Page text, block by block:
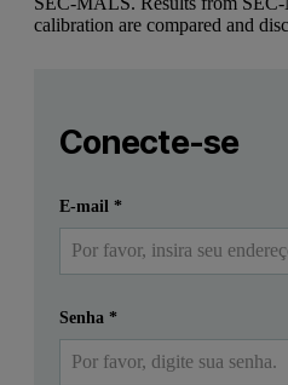
calibration are compared and
The principle of GPC involves
The Malvern SEC-MALS 20
Enviar
Conecte-se
E-mail *
Senha *